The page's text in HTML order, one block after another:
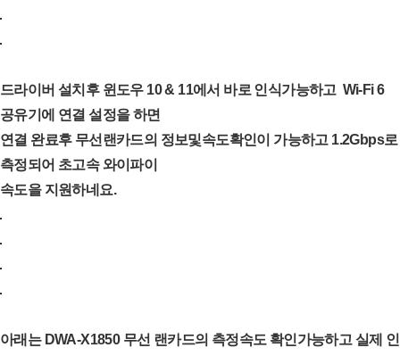
드라이버 설치후 윈도우 10 & 11에서 바로 인식가능하고 Wi-Fi 6
공유기에 연결 설정을 하면
연결 완료후 무선랜카드의 정보및속도확인이 가능하고 1.2Gbps로
측정되어 초고속 와이파이
속도을 지원하네요.
아래는 DWA-X1850 무선 랜카드의 측정속도 확인가능하고 실제 인